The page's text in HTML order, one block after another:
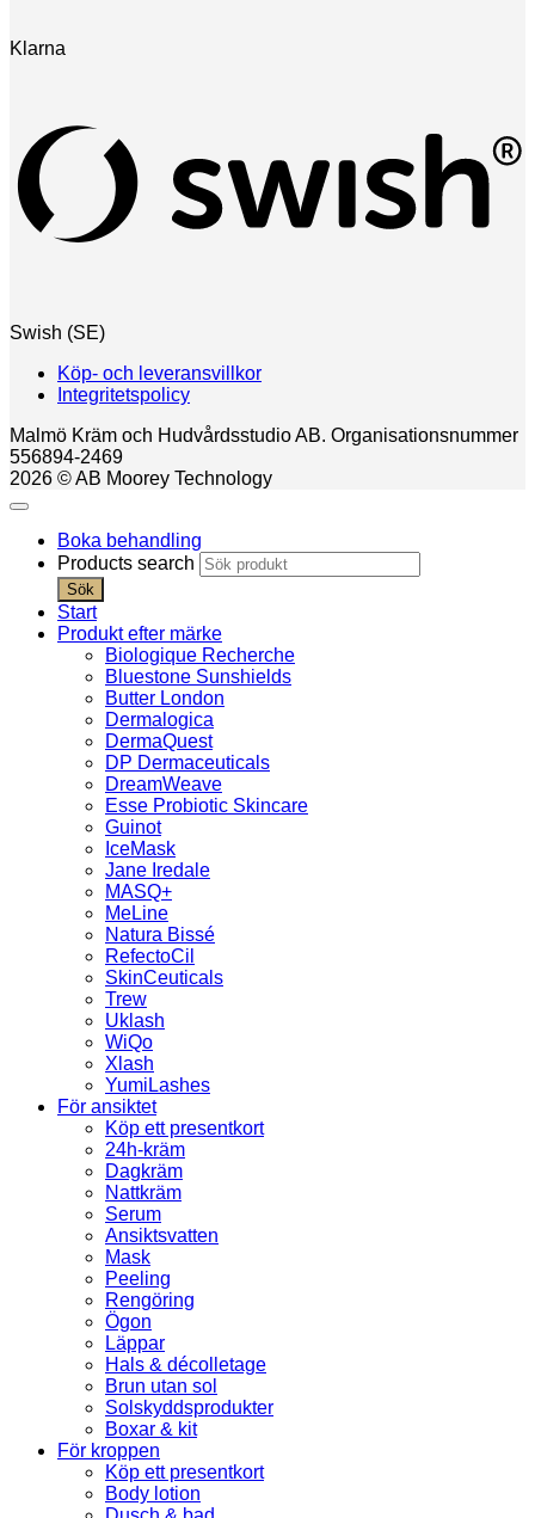
Klarna
Swish (SE)
Köp- och leveransvillkor
Integritetspolicy
Malmö Kräm och Hudvårdsstudio AB. Organisationsnummer
556894-2469
2026 © AB Moorey Technology
Boka behandling
Products search
Sök
Start
Produkt efter märke
Biologique Recherche
Bluestone Sunshields
Butter London
Dermalogica
DermaQuest
DP Dermaceuticals
DreamWeave
Esse Probiotic Skincare
Guinot
IceMask
Jane Iredale
MASQ+
MeLine
Natura Bissé
RefectoCil
SkinCeuticals
Trew
Uklash
WiQo
Xlash
YumiLashes
För ansiktet
Köp ett presentkort
24h-kräm
Dagkräm
Nattkräm
Serum
Ansiktsvatten
Mask
Peeling
Rengöring
Ögon
Läppar
Hals & décolletage
Brun utan sol
Solskyddsprodukter
Boxar & kit
För kroppen
Köp ett presentkort
Body lotion